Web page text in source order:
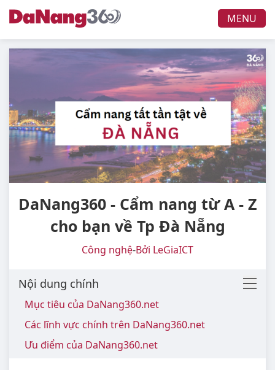
MENU
DaNang360 - Cẩm nang từ A - Z
cho bạn về Tp Đà Nẵng
Công nghệ-Bởi LeGiaICT
Nội dung chính
Mục tiêu của DaNang360.net
Các lĩnh vực chính trên DaNang360.net
Ưu điểm của DaNang360.net